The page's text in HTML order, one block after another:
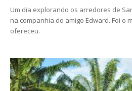
Um dia explorando os arredores de
na companhia do amigo Edward. Foi o
ofereceu.